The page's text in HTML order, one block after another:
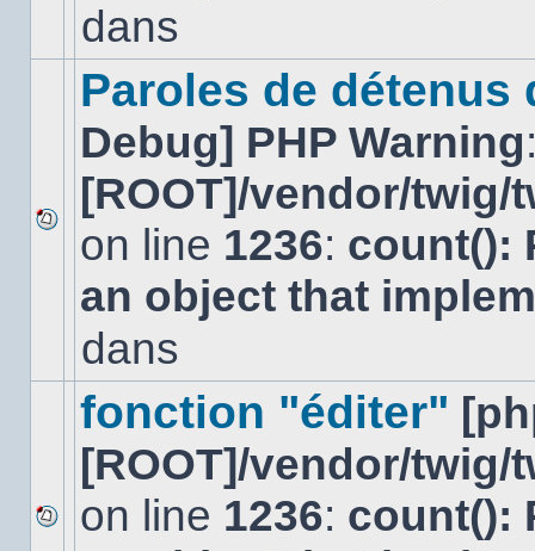
dansdans
Aucun
nouveau
message
non-
dans
sujet.
Paroles de détenus
Debug] PHP Warning
[ROOT]/vendor/
on line 1236: count():
an object that
dans
Aucun
fonction "éditer"
[ROOT]/vendor/
on line 1236: count():